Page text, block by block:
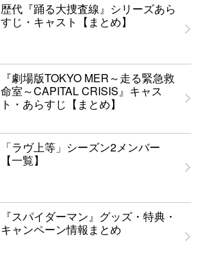
歴代『踊る大捜査線』シリーズあら
すじ・キャスト【まとめ】
『劇場版TOKYO MER～走る緊急救
命室～CAPITAL CRISIS』キャス
ト・あらすじ【まとめ】
「ラヴ上等」シーズン2メンバー
【一覧】
『スパイダーマン』グッズ・特典・
キャンペーン情報まとめ